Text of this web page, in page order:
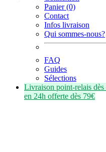
Panier (0)
Contact
Infos livraison
Qui sommes-nous?
FAQ
Guides
Sélections
Livraison point-relais dès
en 24h offerte dès 79€